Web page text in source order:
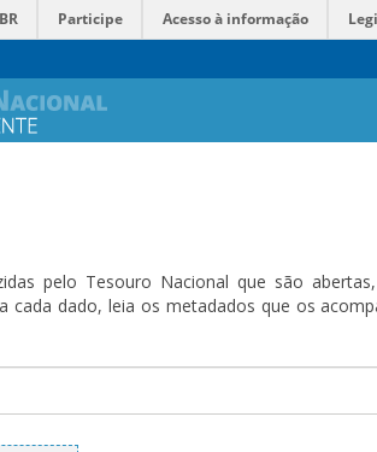
Participe Acesso à informação
pelo Tesouro Nacional que são
dado, leia os metadados que os